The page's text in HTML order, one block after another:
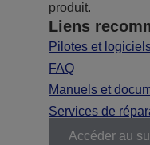
produit.
Liens
Pilotes et
FAQ
Manuels et
Services de
Accéder au